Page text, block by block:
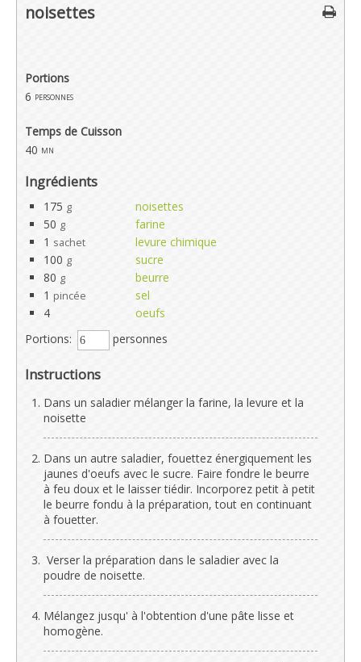
noisettes
Portions
6 personnes
Temps de Cuisson
40 mn
Ingrédients
175 g
noisettes
50 g
farine
1 sachet
levure chimique
100 g
sucre
80 g
beurre
1 pincée
sel
4
oeufs
Portions:
personnes
Instructions
Dans un saladier mélanger la farine, la levure et la
noisette
Dans un autre saladier, fouettez énergiquement les
jaunes d'oeufs avec le sucre. Faire fondre le beurre
à feu doux et le laisser tiédir. Incorporez petit à petit
le beurre fondu à la préparation, tout en continuant
à fouetter.
Verser la préparation dans le saladier avec la
poudre de noisette.
Mélangez jusqu' à l'obtention d'une pâte lisse et
homogène.